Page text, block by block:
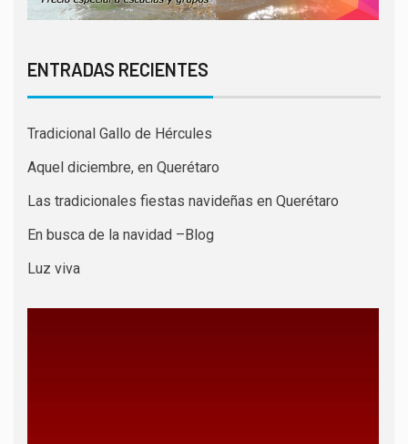
ENTRADAS RECIENTES
Tradicional Gallo de Hércules
Aquel diciembre, en Querétaro
Las tradicionales fiestas navideñas en Querétaro
En busca de la navidad –Blog
Luz viva